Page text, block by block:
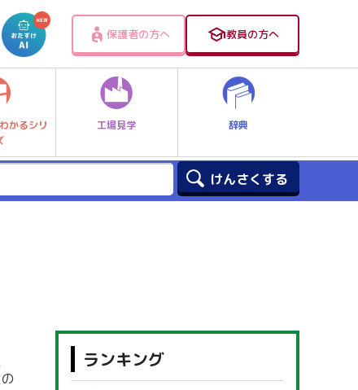
保護者の方へ 教員の方へ
かるシリ
工場見学 辞典
の
ランキング